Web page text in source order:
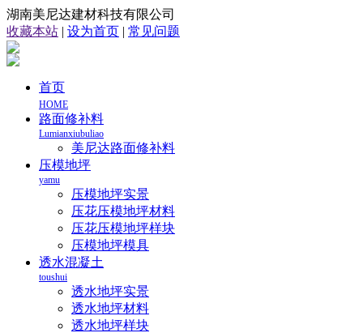
湖南美尼达建材科技有限公司
收藏本站 | 设为首页 | 常见问题
首页
HOME
路面修补料
Lumianxiubuliao
美尼达路面修补料
压模地坪
yamu
压模地坪实景
压花压模地坪材料
压花压模地坪样块
压模地坪模具
透水混凝土
toushui
透水地坪实景
透水地坪材料
透水地坪样块